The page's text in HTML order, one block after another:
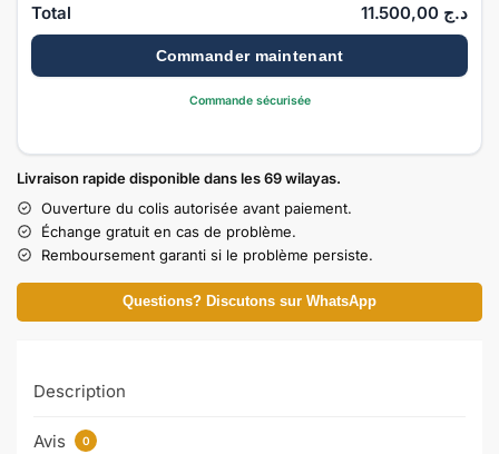
Total د.ج
Commander maintenant
Commande sécurisée
Livraison rapide disponible dans les 69 wilayas.
Ouverture du colis autorisée avant paiement.
Échange gratuit en cas de problème.
Remboursement garanti si le problème persiste.
Questions? Discutons sur WhatsApp
Description
Avis 0